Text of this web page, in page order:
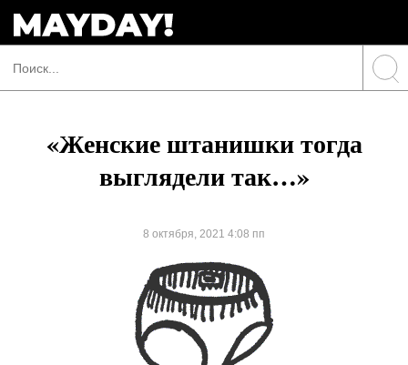
«Женские штанишки тогда
выглядели так…»
8 октября, 2021 4:08 пп